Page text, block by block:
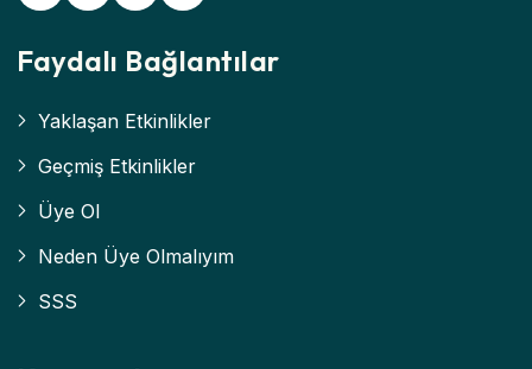
Faydalı Bağlantılar
Yaklaşan Etkinlikler
Geçmiş Etkinlikler
Üye Ol
Neden Üye Olmalıyım
SSS